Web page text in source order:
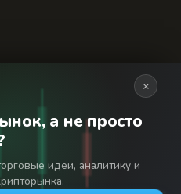
портал «Банки
BanksToday.net вы
зарегистрировано
×
а не просто
идеи, аналитику и